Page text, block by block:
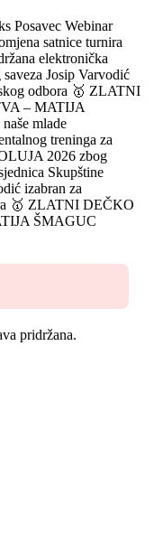
Posavec Webinar
satnice turnira
elektronička
Josip Varvodić
odbora 🥇 ZLATNI
– MATIJA
mlade
treninga za
2026 zbog
Skupštine
izabran za
🥇 ZLATNI DEČKO
ŠMAGUC
pridržana.